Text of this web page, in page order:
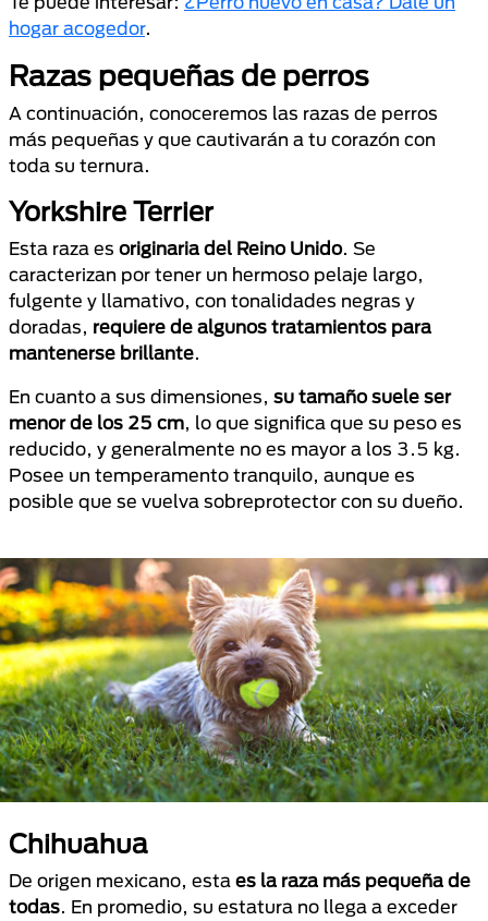
hogar acogedor.
Razas pequeñas de perros
A continuación, conoceremos las razas de perros
más pequeñas y que cautivarán a tu corazón con
toda su ternura.
Yorkshire Terrier
Esta raza es originaria del Reino Unido. Se
caracterizan por tener un hermoso pelaje largo,
fulgente y llamativo, con tonalidades negras y
doradas, requiere de algunos tratamientos para
mantenerse brillante.
En cuanto a sus dimensiones, su tamaño suele ser
menor de los 25 cm, lo que significa que su peso es
reducido, y generalmente no es mayor a los 3.5 kg.
Posee un temperamento tranquilo, aunque es
posible que se vuelva sobreprotector con su dueño.
Chihuahua
De origen mexicano, esta es la raza más pequeña de
todas. En promedio, su estatura no llega a exceder